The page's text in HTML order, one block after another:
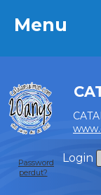
Menu
Login
Password
perdut?
Menu